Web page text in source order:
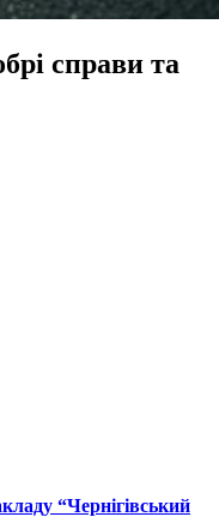
справи та
“Чернігівський